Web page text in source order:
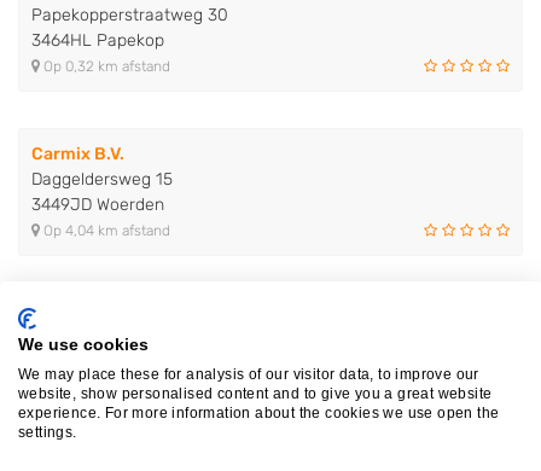
Papekopperstraatweg 30
3464HL Papekop
Op 0,32 km afstand
Carmix B.V.
Daggeldersweg 15
3449JD Woerden
Op 4,04 km afstand
Autosloperij Hejo B.V.
Henri Dunantweg 3
2411NJ Bodegraven
Op 7,67 km afstand
We use cookies
We may place these for analysis of our visitor data, to improve our
website, show personalised content and to give you a great website
experience. For more information about the cookies we use open the
settings.